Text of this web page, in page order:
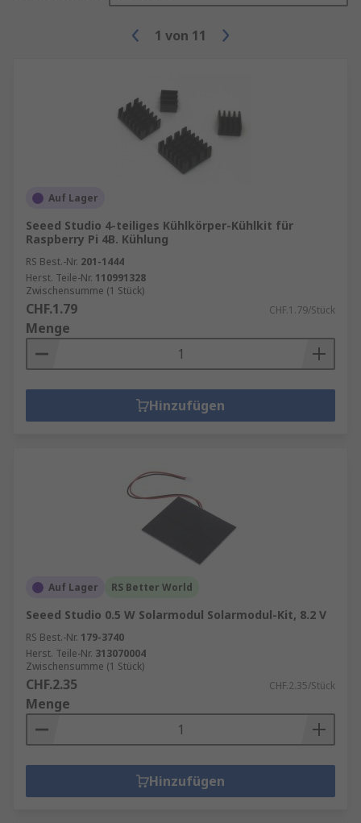
1 von 11
Auf Lager
Seeed Studio 4-teiliges Kühlkörper-Kühlkit für
Raspberry Pi 4B. Kühlung
RS Best.-Nr. 201-1444
Herst. Teile-Nr. 110991328
Zwischensumme (1 Stück)
CHF.1.79 CHF.1.79/Stück
Menge
Hinzufügen
Auf Lager RS Better World
Seeed Studio 0.5 W Solarmodul Solarmodul-Kit, 8.2 V
RS Best.-Nr. 179-3740
Herst. Teile-Nr. 313070004
Zwischensumme (1 Stück)
CHF.2.35 CHF.2.35/Stück
Menge
Hinzufügen